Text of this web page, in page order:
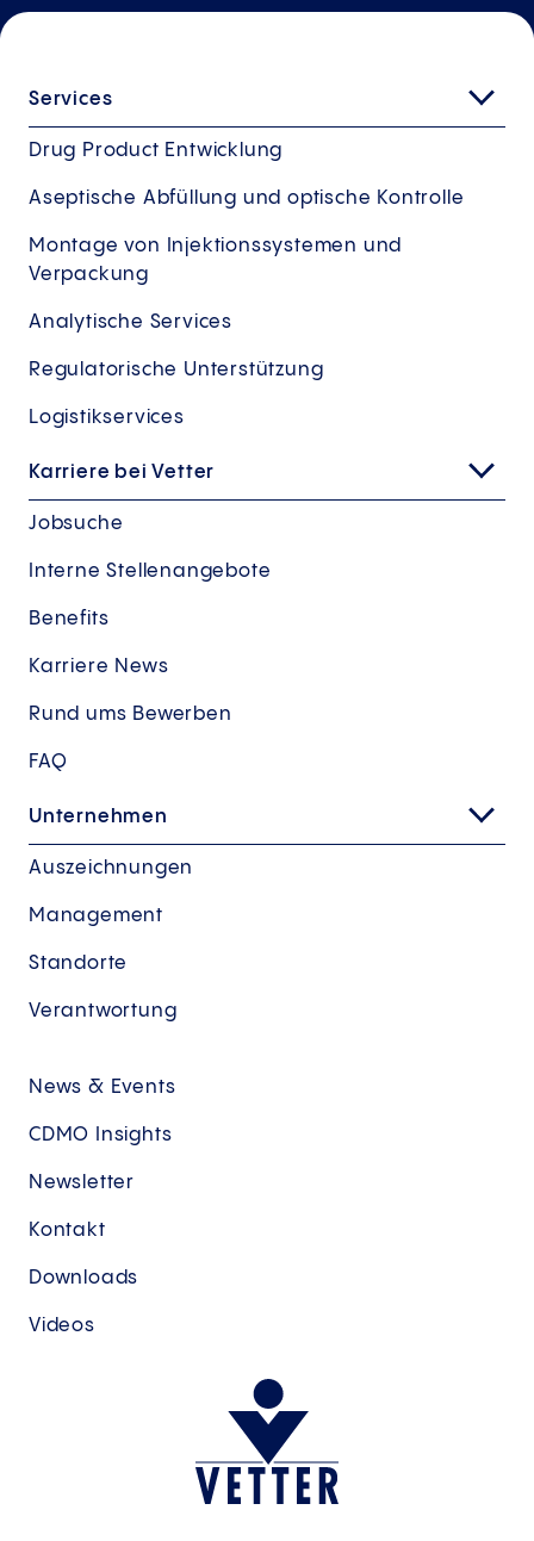
Services
Drug Product Entwicklung
Aseptische Abfüllung und optische Kontrolle
Montage von Injektionssystemen und
Verpackung
Analytische Services
Regulatorische Unterstützung
Logistikservices
Karriere bei Vetter
Jobsuche
Interne Stellenangebote
Benefits
Karriere News
Rund ums Bewerben
FAQ
Unternehmen
Auszeichnungen
Management
Standorte
Verantwortung
News & Events
CDMO Insights
Newsletter
Kontakt
Downloads
Videos